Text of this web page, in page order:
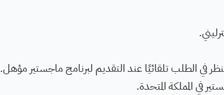
في الطلب تلقائيًا عند التقديم لبرنامج ماجستير مؤهل.
في المملكة المتحدة.